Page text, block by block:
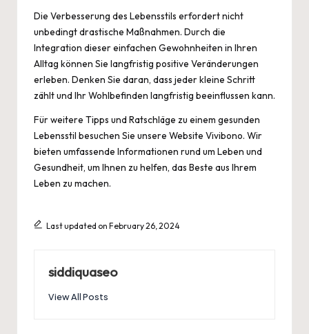
Die Verbesserung des Lebensstils erfordert nicht
unbedingt drastische Maßnahmen. Durch die
Integration dieser einfachen Gewohnheiten in Ihren
Alltag können Sie langfristig positive Veränderungen
erleben. Denken Sie daran, dass jeder kleine Schritt
zählt und Ihr Wohlbefinden langfristig beeinflussen kann.
Für weitere Tipps und Ratschläge zu einem gesunden
Lebensstil besuchen Sie unsere Website Vivibono. Wir
bieten umfassende Informationen rund um Leben und
Gesundheit, um Ihnen zu helfen, das Beste aus Ihrem
Leben zu machen.
Last updated on February 26, 2024
siddiquaseo
View All Posts